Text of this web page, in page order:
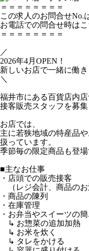
＝＝＝＝＝＝＝＝
この求人のお問合せNo.
お電話での問合せ時は
＝＝＝＝＝＝＝＝
／
2026年4月OPEN！
新しいお店で一緒に働き
＼
福井市にある百貨店内店
接客販売スタッフを募集
お店では、
主に若狭地域の特産品
扱っています。
季節毎の限定商品も登
■主なお仕事
・店頭での販売接客
（レジ会計、商品のお
・商品の陳列
・在庫管理
・お弁当やスイーツの
↳ お惣菜の追加加熱
↳ お米を炊く
↳ タレをかける